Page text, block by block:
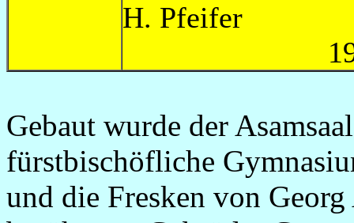
H.
1958-
Gebaut wurde der
fürstbischöfliche
und die Fresken von